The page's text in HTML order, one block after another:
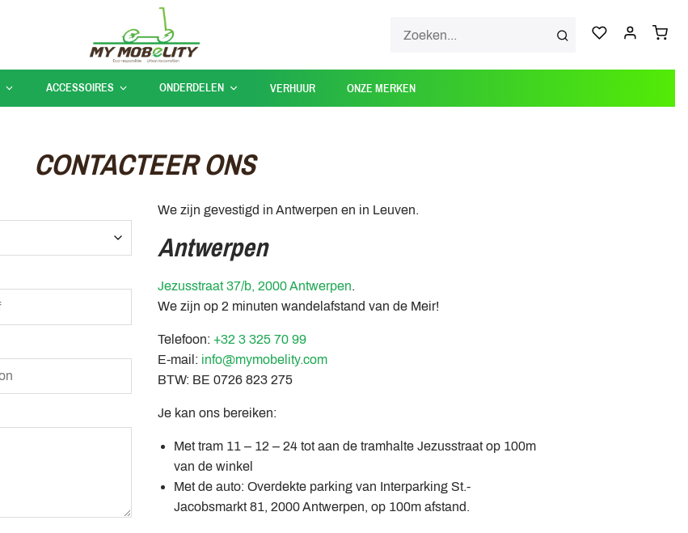
ACCESSOIRES ONDERDELEN VERHUUR ONZE MERKEN
CONTACTEER ONS
We zijn gevestigd in Antwerpen en in Leuven.
Antwerpen
Jezusstraat 37/b, 2000 Antwerpen.
We zijn op 2 minuten wandelafstand van de Meir!
Telefoon: +32 3 325 70 99
E-mail: info@mymobelity.com
BTW: BE 0726 823 275
Je kan ons bereiken:
Met tram 11 – 12 – 24 tot aan de tramhalte Jezusstraat op 100m
van de winkel
Met de auto: Overdekte parking van Interparking St.-
Jacobsmarkt 81, 2000 Antwerpen, op 100m afstand.